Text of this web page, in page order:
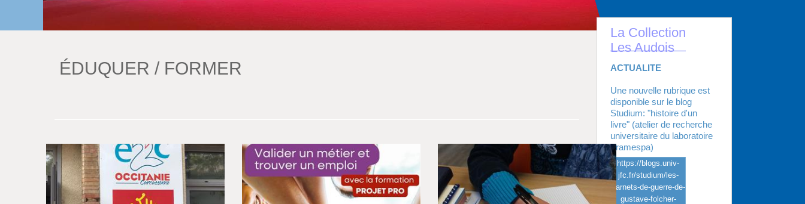
La Collection
Les Audois
ACTUALITE
Une nouvelle rubrique est
disponible sur le blog
Studium: "histoire d'un
livre" (atelier de recherche
universitaire du laboratoire
Framespa)
https://blogs.univ-
jfc.fr/studium/les-
carnets-de-guerre-de-
gustave-folcher-
ÉDUQUER / FORMER